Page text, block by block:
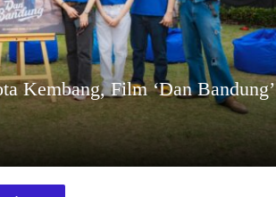
Kembang, Film ‘Dan Bandung’